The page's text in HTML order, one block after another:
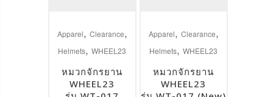
product
has
multiple
variants.
Apparel, Clearance,
Helmets, WHEEL23
หมวกจักรยาน
WHEEL23
product
has
multiple
variants.
Apparel, Clearance,
Helmets,WHEEL23
หมวกจักรยาน
WHEEL23